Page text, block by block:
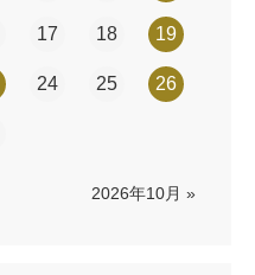
17 18 19
24 25 26
2026年10月 »